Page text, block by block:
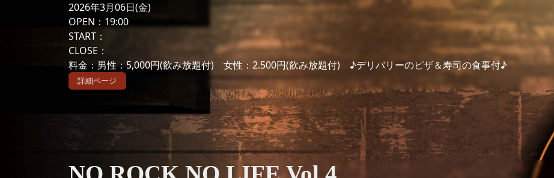
2026年3月06日(金)
OPEN：19:00
START：
CLOSE：
料金：男性：5,000円(飲み放題付) 女性：2.500円(飲み放題付) ♪デリバリーのピザ＆寿司の食事付♪
詳細ページ